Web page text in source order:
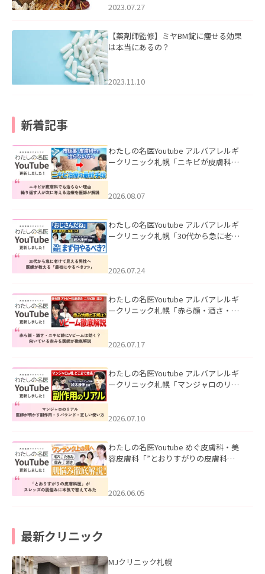
2023.07.27
【薬剤師監修】ミヤBM錠に痩せる効果
は本当にあるの？
2023.11.10
新着記事
わたしの名医Youtube アルバアレルギ
ークリニック札幌「ニキビが皮膚科で
ました。
2026.08.07
わたしの名医Youtube アルバアレルギ
ークリニック札幌「30代から急に老け
た。
2026.07.24
わたしの名医Youtube アルバアレルギ
ークリニック札幌「赤ら顔・酒さ・ニ
した。
2026.07.17
わたしの名医Youtube アルバアレルギ
ークリニック札幌「マンジャロのリア
た。
2026.07.10
わたしの名医Youtube めぐ皮膚科・美
容皮膚科「”とおりすがりの皮膚科
2026.06.05
最新クリニック
MJクリニック札幌